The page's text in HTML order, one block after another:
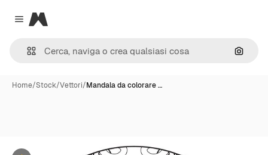
Close menu
Magnific
Cerca
Home/Stock/Vettori/Mandala da colorare …